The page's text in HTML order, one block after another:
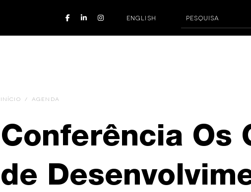
ENGLISH
INÍCIO / AGENDA
Conferência Os
de